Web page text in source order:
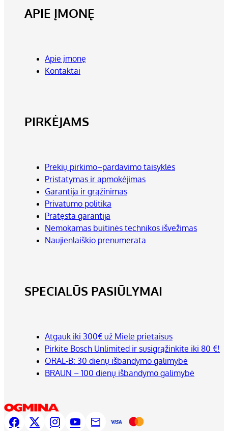
APIE ĮMONĘ
Apie įmonę
Kontaktai
PIRKĖJAMS
Prekių pirkimo–pardavimo taisyklės
Pristatymas ir apmokėjimas
Garantija ir grąžinimas
Privatumo politika
Pratęsta garantija
Nemokamas buitinės technikos išvežimas
Naujienlaiškio prenumerata
SPECIALŪS PASIŪLYMAI
Atgauk iki 300€ už Miele prietaisus
Pirkite Bosch Unlimited ir susigrąžinkite iki 80 €!
ORAL-B: 30 dienų išbandymo galimybė
BRAUN – 100 dienų išbandymo galimybė